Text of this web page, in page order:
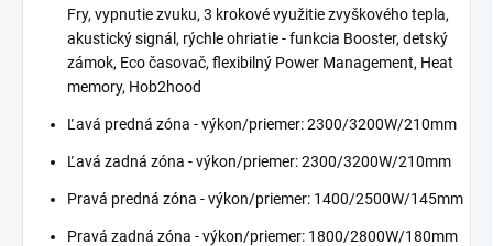
Fry, vypnutie zvuku, 3 krokové využitie zvyškového tepla,
akustický signál, rýchle ohriatie - funkcia Booster, detský
zámok, Eco časovač, flexibilný Power Management, Heat
memory, Hob2hood
Ľavá predná zóna - výkon/priemer: 2300/3200W/210mm
Ľavá zadná zóna - výkon/priemer: 2300/3200W/210mm
Pravá predná zóna - výkon/priemer: 1400/2500W/145mm
Pravá zadná zóna - výkon/priemer: 1800/2800W/180mm